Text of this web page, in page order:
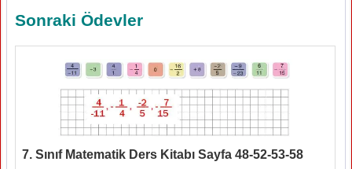
Sonraki Ödevler
7. Sınıf Matematik Ders Kitabı Sayfa 48-52-53-58